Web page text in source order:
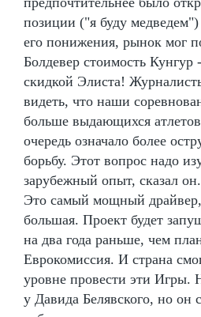
позиции ("я буду
его понижения, рынок мог
Болдевер стоимость
скидкой Элиста!
видеть, что наши
больше выдающихся
очередь означало более
борьбу. Этот вопрос надо
зарубежный опыт, сказал он.
Это самый мощный драйвер,
большая. Проект будет
на два года раньше, чем
Еврокомиссия. И страна
уровне провести эти Игры.
у Давида Белявского, но он